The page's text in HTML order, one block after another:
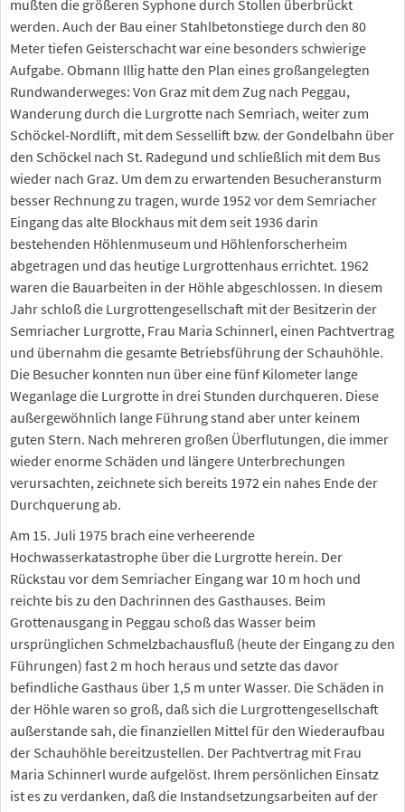
mußten die größeren Syphone durch Stollen überbrückt
werden. Auch der Bau einer Stahlbetonstiege durch den 80
Meter tiefen Geisterschacht war eine besonders schwierige
Aufgabe. Obmann Illig hatte den Plan eines großangelegten
Rundwanderweges: Von Graz mit dem Zug nach Peggau,
Wanderung durch die Lurgrotte nach Semriach, weiter zum
Schöckel-Nordlift, mit dem Sessellift bzw. der Gondelbahn über
den Schöckel nach St. Radegund und schließlich mit dem Bus
wieder nach Graz. Um dem zu erwartenden Besucheransturm
besser Rechnung zu tragen, wurde 1952 vor dem Semriacher
Eingang das alte Blockhaus mit dem seit 1936 darin
bestehenden Höhlenmuseum und Höhlenforscherheim
abgetragen und das heutige Lurgrottenhaus errichtet. 1962
waren die Bauarbeiten in der Höhle abgeschlossen. In diesem
Jahr schloß die Lurgrottengesellschaft mit der Besitzerin der
Semriacher Lurgrotte, Frau Maria Schinnerl, einen Pachtvertrag
und übernahm die gesamte Betriebsführung der Schauhöhle.
Die Besucher konnten nun über eine fünf Kilometer lange
Weganlage die Lurgrotte in drei Stunden durchqueren. Diese
außergewöhnlich lange Führung stand aber unter keinem
guten Stern. Nach mehreren großen Überflutungen, die immer
wieder enorme Schäden und längere Unterbrechungen
verursachten, zeichnete sich bereits 1972 ein nahes Ende der
Durchquerung ab.
Am 15. Juli 1975 brach eine verheerende
Hochwasserkatastrophe über die Lurgrotte herein. Der
Rückstau vor dem Semriacher Eingang war 10 m hoch und
reichte bis zu den Dachrinnen des Gasthauses. Beim
Grottenausgang in Peggau schoß das Wasser beim
ursprünglichen Schmelzbachausfluß (heute der Eingang zu den
Führungen) fast 2 m hoch heraus und setzte das davor
befindliche Gasthaus über 1,5 m unter Wasser. Die Schäden in
der Höhle waren so groß, daß sich die Lurgrottengesellschaft
außerstande sah, die finanziellen Mittel für den Wiederaufbau
der Schauhöhle bereitzustellen. Der Pachtvertrag mit Frau
Maria Schinnerl wurde aufgelöst. Ihrem persönlichen Einsatz
ist es zu verdanken, daß die Instandsetzungsarbeiten auf der